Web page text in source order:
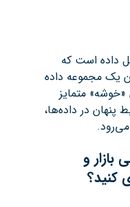
داده است که
یک مجموعه داده
«خوشه» متمایز
در داده‌ها،
بازار و
کنید؟